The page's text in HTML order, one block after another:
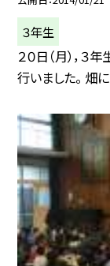
３年生
２０日（月），
行いました。 畑